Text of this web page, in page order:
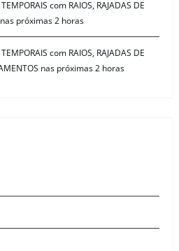
com RAIOS, RAJADAS DE
próximas 2 horas
com RAIOS, RAJADAS DE
nas próximas 2 horas